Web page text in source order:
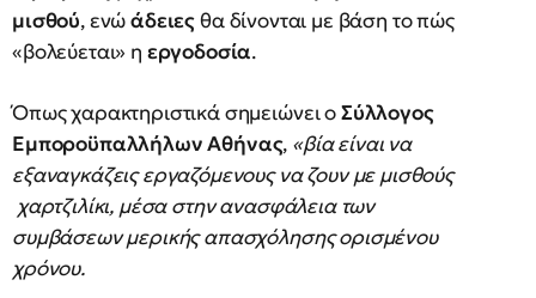
μισθού, ενώάδειεςθα δίνονται με βάση το πώς
«βολεύεται» η εργοδοσία.
Όπως χαρακτηριστικά σημειώνει οΣύλλογος
Εμποροϋπαλλήλων Αθήνας, «βία είναι να
εξαναγκάζεις εργαζόμενους να ζουν με μισθούς
χαρτζιλίκι, μέσα στην ανασφάλεια των
συμβάσεων μερικής απασχόλησης ορισμένου
χρόνου.